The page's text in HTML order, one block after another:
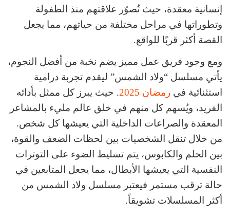
إنسانية معقدة، حيث تُصوّر علاقتهم منذ الطفولة
وتطوراتها في مراحل مختلفة من حياتهم، مما يجعل
القصة أكثر قربًا للواقع.
ومع وجود فريق عمل مميز يضم نخبة من أفضل النجوم،
يأتي مسلسل “ولاد الشمس” ليقدم تجربة درامية
استثنائية في رمضان 2025
. حيث يبرز كل ممثل بأدائه
الفريد، ويُسهم كل منهم في خلق عالم مليء بالمشاعر
المعقدة والصراعات الداخلية التي يعيشها كل شخص.
من خلال تنقل الشخصيات بين لحظات الضعف والقوة،
بين الحلم والكابوس، يتم تسليط الضوء على التوترات
النفسية التي يعيشها الأبطال، مما يجعل المتابعين في
حالة ترقب مستمر فيعتبر مسلسل ولاد الشمس من
أكثر المسلسلات تشويقاً.